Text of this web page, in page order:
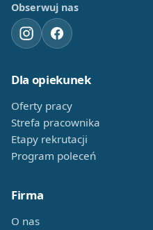
Obserwuj nas
Dla opiekunek
Oferty pracy
Strefa pracownika
Etapy rekrutacji
Program poleceń
Firma
O nas